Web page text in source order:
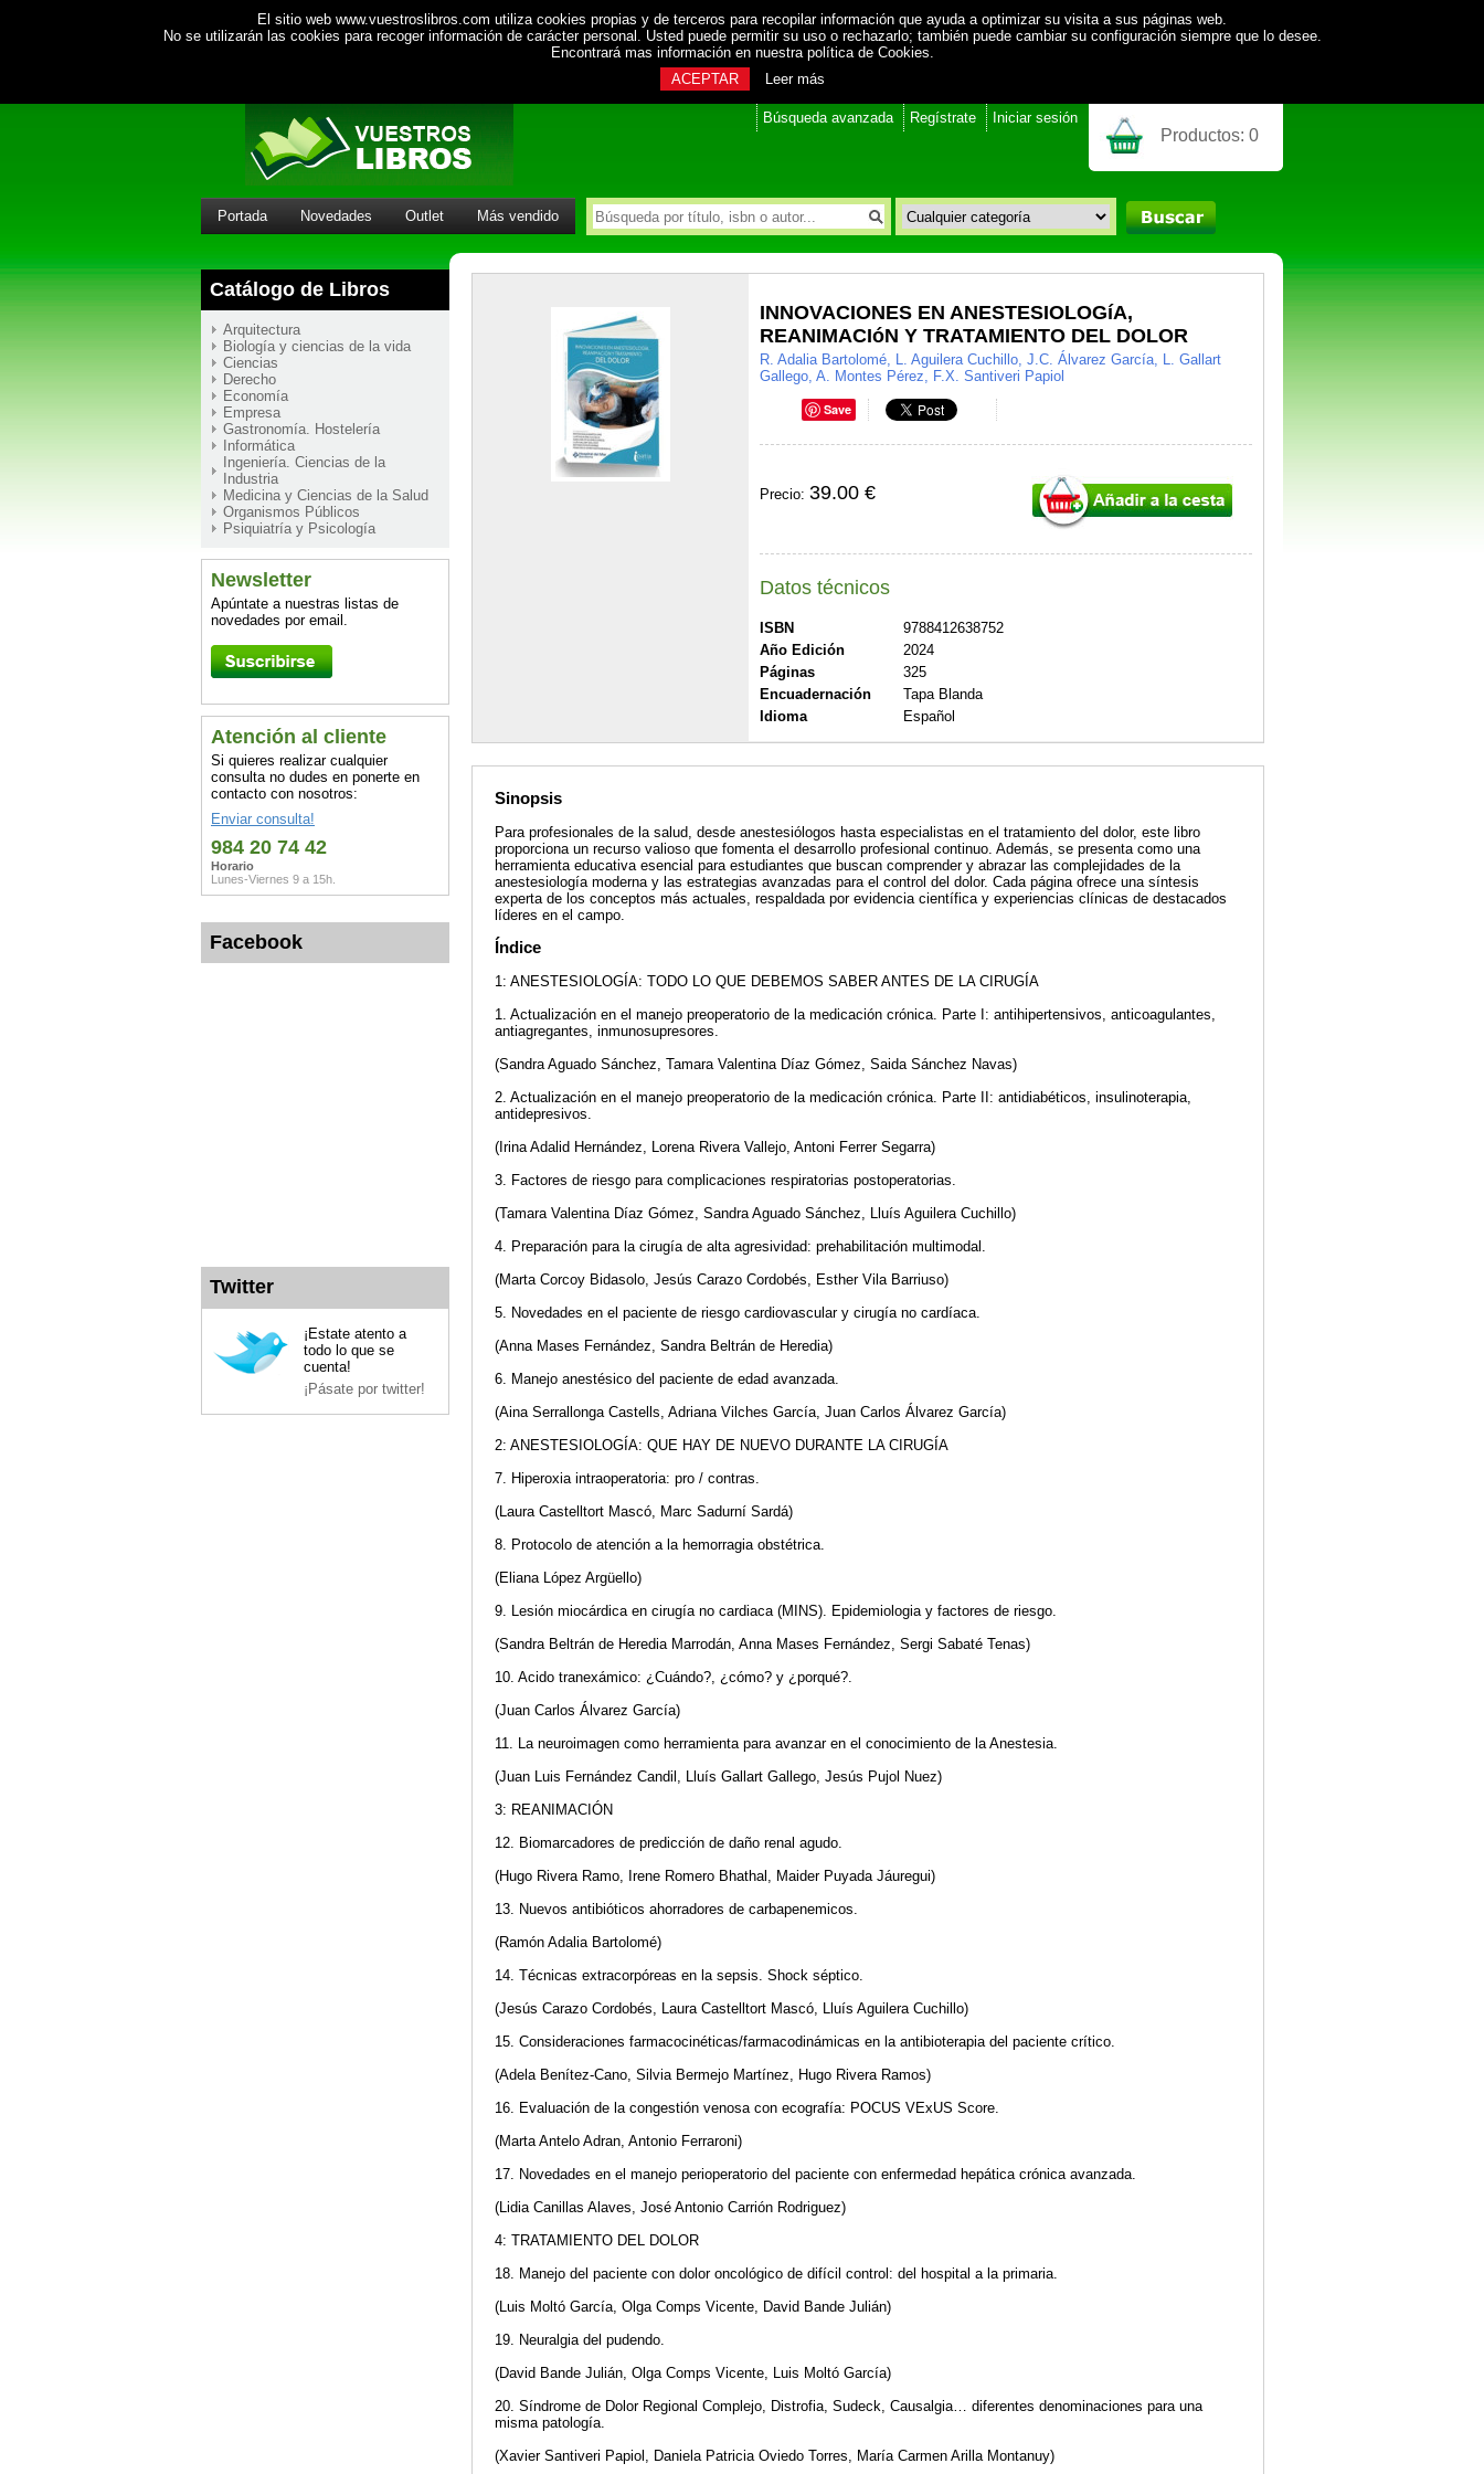
El sitio web www.vuestroslibros.com utiliza cookies propias y de terceros para recopilar información que ayuda a optimizar su visita a sus páginas web.
No se utilizarán las cookies para recoger información de carácter personal. Usted puede permitir su uso o rechazarlo; también puede cambiar su configuración siempre que lo desee.
Encontrará mas información en nuestra política de Cookies.
ACEPTAR
Leer más
Búsqueda avanzada Regístrate Iniciar sesión
Productos: 0
Portada Novedades Outlet Más vendido
Catálogo de Libros
Arquitectura
Biología y ciencias de la vida
Ciencias
Derecho
Economía
Empresa
Gastronomía. Hostelería
Informática
Ingeniería. Ciencias de la
Industria
Medicina y Ciencias de la Salud
Organismos Públicos
Psiquiatría y Psicología
Newsletter
Apúntate a nuestras listas de
novedades por email.
Atención al cliente
Si quieres realizar cualquier
consulta no dudes en ponerte en
contacto con nosotros:
Enviar consulta!
984 20 74 42
Horario
Lunes-Viernes 9 a 15h.
Facebook
Twitter
¡Estate atento a
todo lo que se
cuenta!
¡Pásate por twitter!
INNOVACIONES EN ANESTESIOLOGíA,
REANIMACIóN Y TRATAMIENTO DEL DOLOR
R. Adalia Bartolomé, L. Aguilera Cuchillo, J.C. Álvarez García, L. Gallart
Gallego, A. Montes Pérez, F.X. Santiveri Papiol
Save
Precio: 39.00 €
Datos técnicos
ISBN
9788412638752
Año Edición
2024
Páginas
325
Encuadernación
Tapa Blanda
Idioma
Español
Sinopsis
Para profesionales de la salud, desde anestesiólogos hasta especialistas en el tratamiento del dolor, este libro
proporciona un recurso valioso que fomenta el desarrollo profesional continuo. Además, se presenta como una
herramienta educativa esencial para estudiantes que buscan comprender y abrazar las complejidades de la
anestesiología moderna y las estrategias avanzadas para el control del dolor. Cada página ofrece una síntesis
experta de los conceptos más actuales, respaldada por evidencia científica y experiencias clínicas de destacados
líderes en el campo.
Índice
1: ANESTESIOLOGÍA: TODO LO QUE DEBEMOS SABER ANTES DE LA CIRUGÍA
1. Actualización en el manejo preoperatorio de la medicación crónica. Parte I: antihipertensivos, anticoagulantes,
antiagregantes, inmunosupresores.
(Sandra Aguado Sánchez, Tamara Valentina Díaz Gómez, Saida Sánchez Navas)
2. Actualización en el manejo preoperatorio de la medicación crónica. Parte II: antidiabéticos, insulinoterapia,
antidepresivos.
(Irina Adalid Hernández, Lorena Rivera Vallejo, Antoni Ferrer Segarra)
3. Factores de riesgo para complicaciones respiratorias postoperatorias.
(Tamara Valentina Díaz Gómez, Sandra Aguado Sánchez, Lluís Aguilera Cuchillo)
4. Preparación para la cirugía de alta agresividad: prehabilitación multimodal.
(Marta Corcoy Bidasolo, Jesús Carazo Cordobés, Esther Vila Barriuso)
5. Novedades en el paciente de riesgo cardiovascular y cirugía no cardíaca.
(Anna Mases Fernández, Sandra Beltrán de Heredia)
6. Manejo anestésico del paciente de edad avanzada.
(Aina Serrallonga Castells, Adriana Vilches García, Juan Carlos Álvarez García)
2: ANESTESIOLOGÍA: QUE HAY DE NUEVO DURANTE LA CIRUGÍA
7. Hiperoxia intraoperatoria: pro / contras.
(Laura Castelltort Mascó, Marc Sadurní Sardá)
8. Protocolo de atención a la hemorragia obstétrica.
(Eliana López Argüello)
9. Lesión miocárdica en cirugía no cardiaca (MINS). Epidemiologia y factores de riesgo.
(Sandra Beltrán de Heredia Marrodán, Anna Mases Fernández, Sergi Sabaté Tenas)
10. Acido tranexámico: ¿Cuándo?, ¿cómo? y ¿porqué?.
(Juan Carlos Álvarez García)
11. La neuroimagen como herramienta para avanzar en el conocimiento de la Anestesia.
(Juan Luis Fernández Candil, Lluís Gallart Gallego, Jesús Pujol Nuez)
3: REANIMACIÓN
12. Biomarcadores de predicción de daño renal agudo.
(Hugo Rivera Ramo, Irene Romero Bhathal, Maider Puyada Jáuregui)
13. Nuevos antibióticos ahorradores de carbapenemicos.
(Ramón Adalia Bartolomé)
14. Técnicas extracorpóreas en la sepsis. Shock séptico.
(Jesús Carazo Cordobés, Laura Castelltort Mascó, Lluís Aguilera Cuchillo)
15. Consideraciones farmacocinéticas/farmacodinámicas en la antibioterapia del paciente crítico.
(Adela Benítez-Cano, Silvia Bermejo Martínez, Hugo Rivera Ramos)
16. Evaluación de la congestión venosa con ecografía: POCUS VExUS Score.
(Marta Antelo Adran, Antonio Ferraroni)
17. Novedades en el manejo perioperatorio del paciente con enfermedad hepática crónica avanzada.
(Lidia Canillas Alaves, José Antonio Carrión Rodriguez)
4: TRATAMIENTO DEL DOLOR
18. Manejo del paciente con dolor oncológico de difícil control: del hospital a la primaria.
(Luis Moltó García, Olga Comps Vicente, David Bande Julián)
19. Neuralgia del pudendo.
(David Bande Julián, Olga Comps Vicente, Luis Moltó García)
20. Síndrome de Dolor Regional Complejo, Distrofia, Sudeck, Causalgia… diferentes denominaciones para una
misma patología.
(Xavier Santiveri Papiol, Daniela Patricia Oviedo Torres, María Carmen Arilla Montanuy)